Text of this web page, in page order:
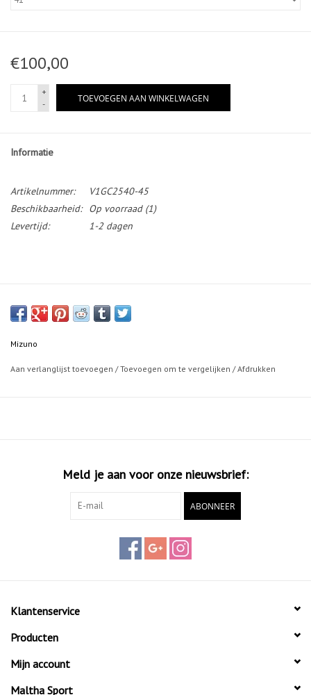
€100,00
+
-
TOEVOEGEN AAN WINKELWAGEN
Informatie
Artikelnummer:
V1GC2540-45
Beschikbaarheid:
Op voorraad(1)
Levertijd:
1-2 dagen
Mizuno
Aan verlanglijst toevoegen /Toevoegen om te vergelijken /Afdrukken
Meld je aan voor onze nieuwsbrief:
ABONNEER
Klantenservice
Producten
Mijn account
Maltha Sport